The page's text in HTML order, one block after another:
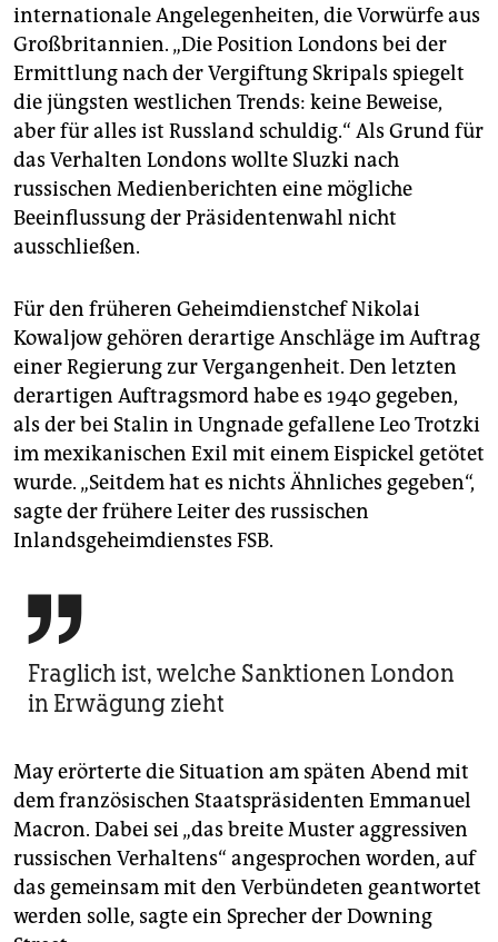
internationale Angelegenheiten, die Vorwürfe aus
Großbritannien. „Die Position Londons bei der
Ermittlung nach der Vergiftung Skripals spiegelt
die jüngsten westlichen Trends: keine Beweise,
aber für alles ist Russland schuldig.“ Als Grund für
das Verhalten Londons wollte Sluzki nach
russischen Medienberichten eine mögliche
Beeinflussung der Präsidentenwahl nicht
ausschließen.
Für den früheren Geheimdienstchef Nikolai
Kowaljow gehören derartige Anschläge im Auftrag
einer Regierung zur Vergangenheit. Den letzten
derartigen Auftragsmord habe es 1940 gegeben,
als der bei Stalin in Ungnade gefallene Leo Trotzki
im mexikanischen Exil mit einem Eispickel getötet
wurde. „Seitdem hat es nichts Ähnliches gegeben“,
sagte der frühere Leiter des russischen
Inlandsgeheimdienstes FSB.

Fraglich ist, welche Sanktionen London
in Erwägung zieht
May erörterte die Situation am späten Abend mit
dem französischen Staatspräsidenten Emmanuel
Macron. Dabei sei „das breite Muster aggressiven
russischen Verhaltens“ angesprochen worden, auf
das gemeinsam mit den Verbündeten geantwortet
werden solle, sagte ein Sprecher der Downing